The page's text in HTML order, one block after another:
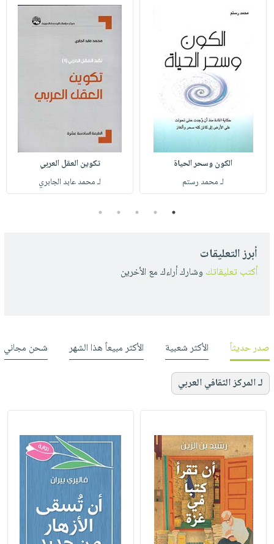
الكون وسحر الحياة
لـ محمد رستم
تكوين العقل العربي
لـ محمد عابد الجابري
1
2
3
4
5
أبرز التعليقات
أكتب تعليقاتك وشارك أراءك مع الأخرين
صدر حديثاً الأكثر شعبية الأكثر مبيعاً هذا الشهر شحن مجاني
لـ المركز الثقافي العربي